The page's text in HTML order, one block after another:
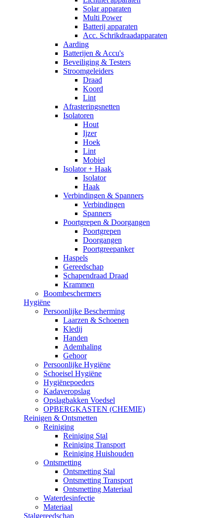
Solar apparaten
Multi Power
Batterij apparaten
Acc. Schrikdraadapparaten
Aarding
Batterijen & Accu's
Beveiliging & Testers
Stroomgeleiders
Draad
Koord
Lint
Afrasteringsnetten
Isolatoren
Hout
Ijzer
Hoek
Lint
Mobiel
Isolator + Haak
Isolator
Haak
Verbindingen & Spanners
Verbindingen
Spanners
Poortgrepen & Doorgangen
Poortgrepen
Doorgangen
Poortgreepanker
Haspels
Gereedschap
Schapendraad Draad
Krammen
Boombeschermers
Hygiëne
Persoonlijke Bescherming
Laarzen & Schoenen
Kledij
Handen
Ademhaling
Gehoor
Persoonlijke Hygiëne
Schoeisel Hygiëne
Hygiënepoeders
Kadaveropslag
Opslagbakken Voedsel
OPBERGKASTEN (CHEMIE)
Reinigen & Ontsmetten
Reiniging
Reiniging Stal
Reiniging Transport
Reiniging Huishouden
Ontsmetting
Ontsmetting Stal
Ontsmetting Transport
Ontsmetting Materiaal
Waterdesinfectie
Materiaal
Stalgereedschap